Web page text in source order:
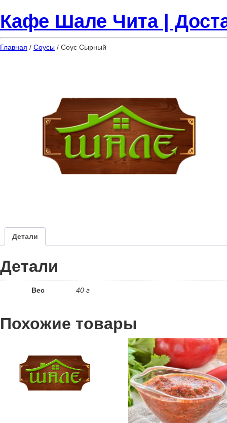
Кафе Шале Чита |
Главная / Соусы / Соус Сырный
Детали
Детали
Вес 40 г
Похожие товары